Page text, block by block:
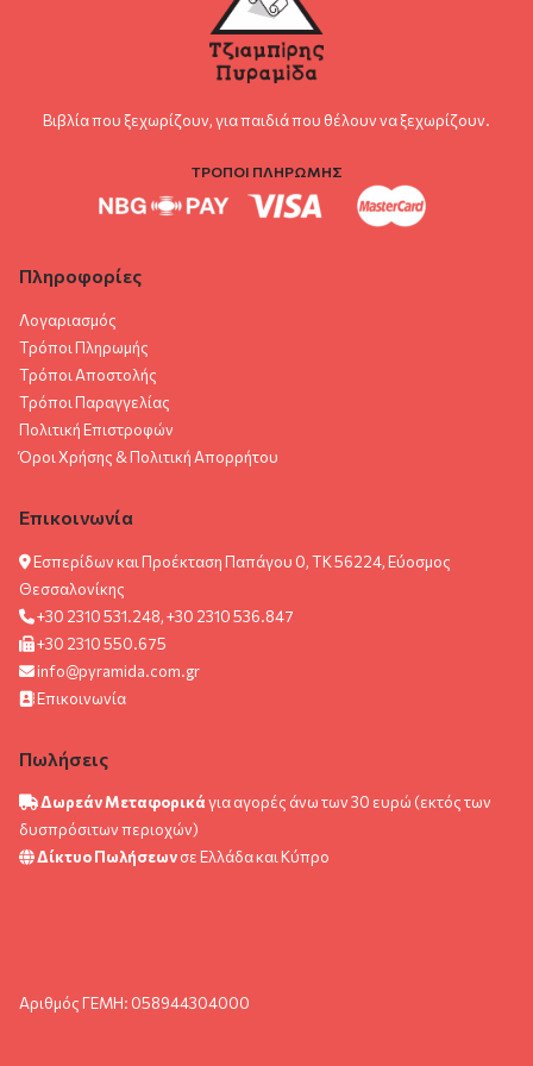
Βιβλία που ξεχωρίζουν, για παιδιά που θέλουν να ξεχωρίζουν.
ΤΡΟΠΟΙ ΠΛΗΡΩΜΗΣ
Πληροφορίες
Λογαριασμός
Τρόποι Πληρωμής
Τρόποι Αποστολής
Τρόποι Παραγγελίας
Πολιτική Επιστροφών
Όροι Χρήσης & Πολιτική Aπορρήτου
Επικοινωνία
Εσπερίδων και Προέκταση Παπάγου 0, ΤΚ 56224, Εύοσμος
Θεσσαλονίκης
+30 2310 531.248, +30 2310 536.847
+30 2310 550.675
info@pyramida.com.gr
Επικοινωνία
Πωλήσεις
Δωρεάν Μεταφορικάγια αγορές άνω των 30 ευρώ (εκτός των
δυσπρόσιτων περιοχών)
Δίκτυο Πωλήσεωνσε Ελλάδα και Κύπρο
Αριθμός ΓΕΜΗ: 058944304000